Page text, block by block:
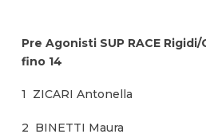
Pre Agonisti SUP RACE Rigidi/
fino 14
1 ZICARI Antonella
2 BINETTI Maura